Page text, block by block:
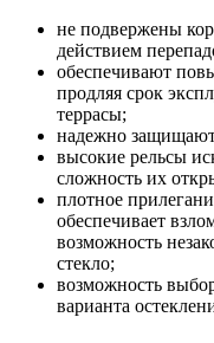
не подвержены
действием
обеспечивают
продляя срок
террасы;
надежно
высокие рельсы
сложность их
плотное
обеспечивает
возможность
стекло;
возможность
варианта